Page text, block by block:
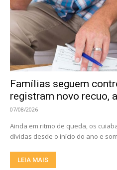
Famílias seguem
registram novo recuo,
07/08/2026
Ainda em ritmo de queda, os
dívidas desde o início do ano e
LEIA MAIS